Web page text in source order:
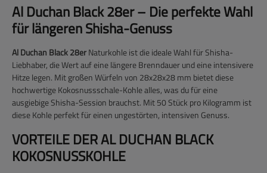
Al Duchan Black 28er – Die perfekte Wahl
für längeren Shisha-Genuss
Al Duchan Black 28erNaturkohle ist die ideale Wahl für Shisha-
Liebhaber, die Wert auf eine längere Brenndauer und eine intensivere
Hitze legen. Mit großen Würfeln von 28x28x28 mm bietet diese
hochwertige Kokosnussschale-Kohle alles, was du für eine
ausgiebige Shisha-Session brauchst. Mit 50 Stück pro Kilogramm ist
diese Kohle perfekt für einen ungestörten, intensiven Genuss.
VORTEILE DER AL DUCHAN BLACK
KOKOSNUSSKOHLE